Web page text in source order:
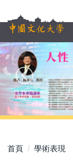
到
主
要
內
容
區
首頁 學術表現